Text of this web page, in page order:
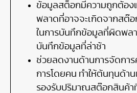
ข้อมูลสต็อกมีความถูกต้อง
พลาดที่อาจจะเกิดจากสต๊
ในการบันทึกข้อมูลที่ผิดพล
บันทึกข้อมูลที่ล่าช้า
ช่วยลดงานด้านการจัดกา
การโดยคน ทำให้ต้นทุนด้า
รองรับปริมาณสต๊อกสินค้า